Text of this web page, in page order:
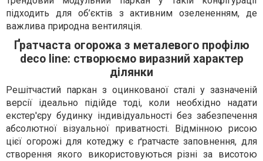
підходить для об’єктів з активним озелененням, де
важлива природна вентиляція.
Ґратчаста огорожа з металевого профілю
deco line: створюємо виразний характер
ділянки
Решітчастий паркан з оцинкованої сталі у зазначеній
версії ідеально підійде тоді, коли необхідно надати
екстер'єру будинку індивідуальності без забезпечення
абсолютної візуальної приватності. Відмінною рисою
цієї огорожі для котеджу є ґратчасте заповнення, для
створення якого використовуються різні за висотою